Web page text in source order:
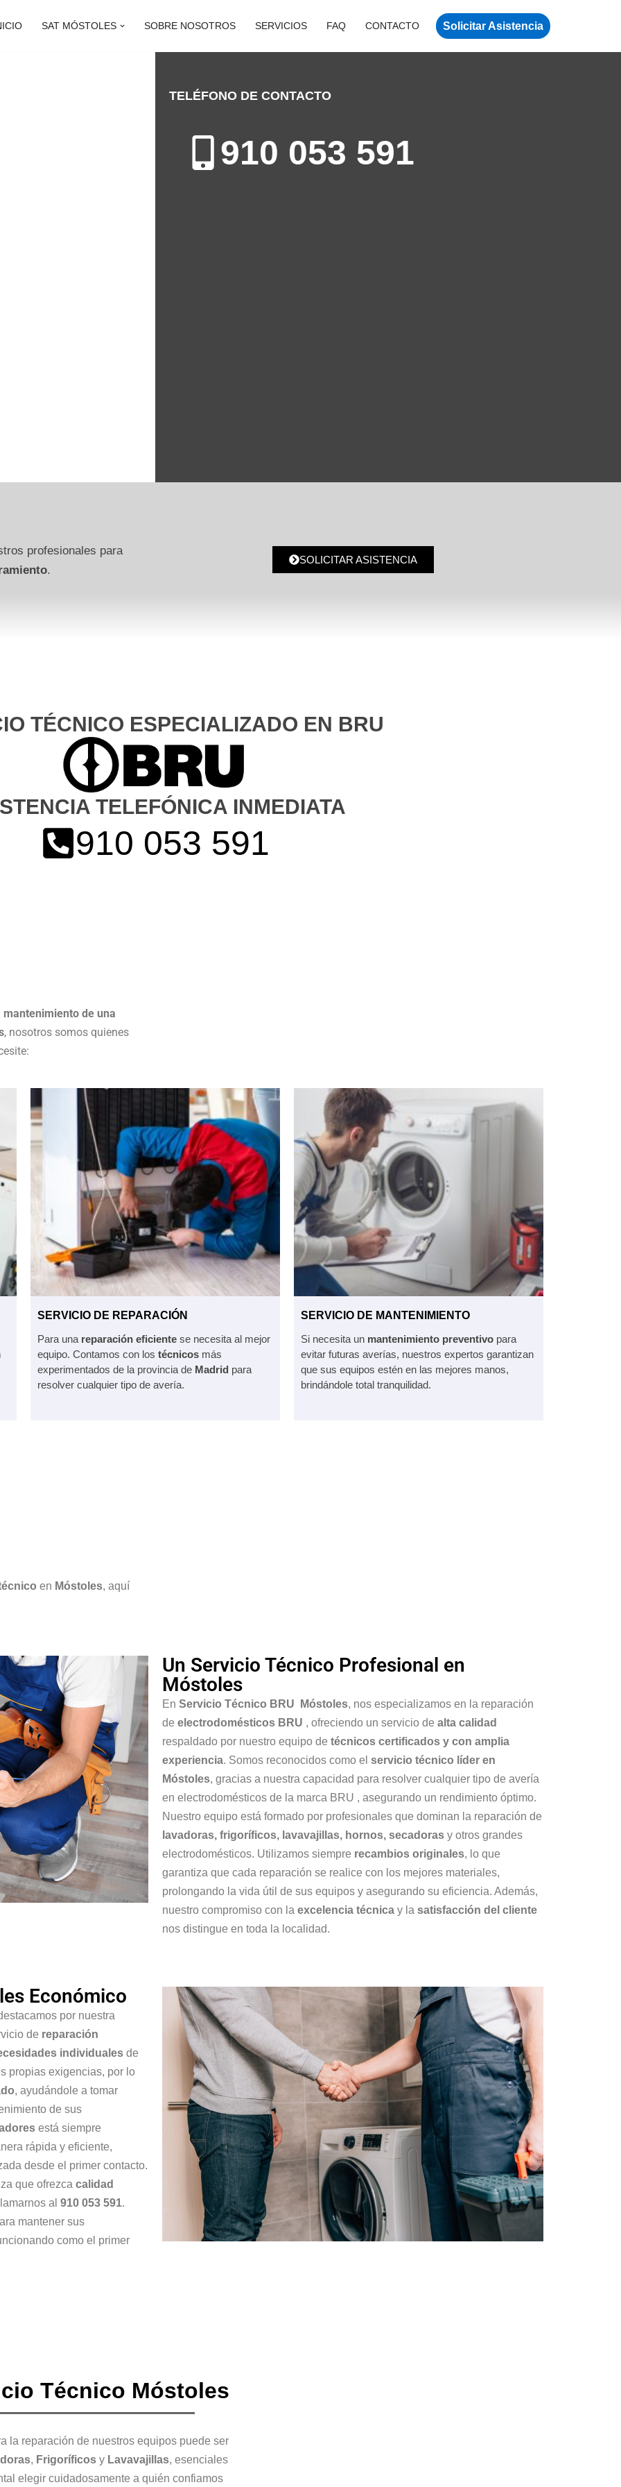
SAT MÓSTOLES SOBRE NOSOTROS SERVICIOS FAQ CONTACTO Solicitar Asistencia
TELÉFONO DE CONTACTO
910 053 591
profesionales para
.
SOLICITAR ASISTENCIA
TÉCNICO ESPECIALIZADO EN BRU
TELEFÓNICA INMEDIATA
910 053 591
mantenimiento de una
, nosotros somos quienes
SERVICIO DE REPARACIÓN
Para una reparación eficiente se necesita al mejor
equipo. Contamos con los técnicos más
experimentados de la provincia de Madrid para
resolver cualquier tipo de avería.
SERVICIO DE MANTENIMIENTO
Si necesita un mantenimiento preventivo para
evitar futuras averías, nuestros expertos garantizan
que sus equipos estén en las mejores manos,
brindándole total tranquilidad.
en Móstoles, aquí
Un Servicio Técnico Profesional en
Móstoles
En Servicio Técnico BRU Móstoles, nos especializamos en la reparación
de electrodomésticos BRU , ofreciendo un servicio de alta calidad
respaldado por nuestro equipo de técnicos certificados y con amplia
experiencia. Somos reconocidos como el servicio técnico líder en
Móstoles, gracias a nuestra capacidad para resolver cualquier tipo de avería
en electrodomésticos de la marca BRU , asegurando un rendimiento óptimo.
Nuestro equipo está formado por profesionales que dominan la reparación de
lavadoras, frigoríficos, lavavajillas, hornos, secadoras y otros grandes
electrodomésticos. Utilizamos siempre recambios originales, lo que
garantiza que cada reparación se realice con los mejores materiales,
prolongando la vida útil de sus equipos y asegurando su eficiencia. Además,
nuestro compromiso con la excelencia técnica y la satisfacción del cliente
nos distingue en toda la localidad.
Económico
por nuestra
de reparación
individuales de
propias exigencias, por lo
, ayudándole a tomar
de sus
está siempre
rápida y eficiente,
desde el primer contacto.
que ofrezca calidad
al 910 053 591.
mantener sus
como el primer
Técnico Móstoles
la reparación de nuestros equipos puede ser
, Frigoríficos y Lavavajillas, esenciales
elegir cuidadosamente a quién confiamos